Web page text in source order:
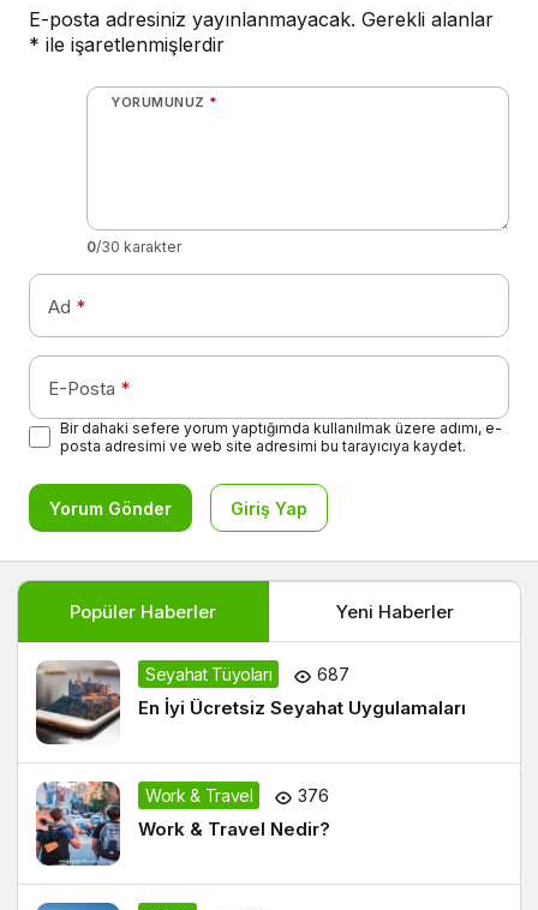
E-posta adresiniz yayınlanmayacak. Gerekli alanlar
* ile işaretlenmişlerdir
YORUMUNUZ *
0/30 karakter
Ad *
E-Posta *
Bir dahaki sefere yorum yaptığımda kullanılmak üzere adımı, e-
posta adresimi ve web site adresimi bu tarayıcıya kaydet.
Yorum Gönder Giriş Yap
Popüler Haberler Yeni Haberler
Seyahat Tüyoları 687
En İyi Ücretsiz Seyahat Uygulamaları
Work & Travel 376
Work & Travel Nedir?